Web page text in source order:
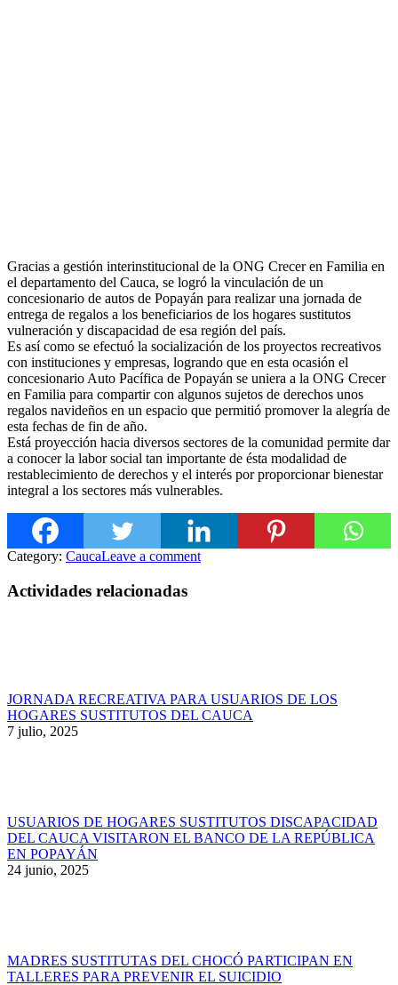
Gracias a gestión interinstitucional de la ONG Crecer en Familia en
el departamento del Cauca, se logró la vinculación de un
concesionario de autos de Popayán para realizar una jornada de
entrega de regalos a los beneficiarios de los hogares sustitutos
vulneración y discapacidad de esa región del país.
Es así como se efectuó la socialización de los proyectos recreativos
con instituciones y empresas, logrando que en esta ocasión el
concesionario Auto Pacífica de Popayán se uniera a la ONG Crecer
en Familia para compartir con algunos sujetos de derechos unos
regalos navideños en un espacio que permitió promover la alegría de
esta fechas de fin de año.
Está proyección hacia diversos sectores de la comunidad permite dar
a conocer la labor social tan importante de ésta modalidad de
restablecimiento de derechos y el interés por proporcionar bienestar
integral a los sectores más vulnerables.
Category: CaucaLeave a comment
Actividades relacionadas
JORNADA RECREATIVA PARA USUARIOS DE LOS
HOGARES SUSTITUTOS DEL CAUCA
7 julio, 2025
USUARIOS DE HOGARES SUSTITUTOS DISCAPACIDAD
DEL CAUCA VISITARON EL BANCO DE LA REPÚBLICA
EN POPAYÁN
24 junio, 2025
MADRES SUSTITUTAS DEL CHOCÓ PARTICIPAN EN
TALLERES PARA PREVENIR EL SUICIDIO